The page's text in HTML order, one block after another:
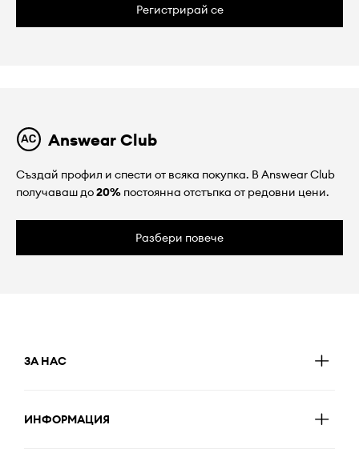
Регистрирай се
Answear Club
Създай профил и спести от всяка покупка. В Answear Club
получаваш до20% постоянна отстъпка от редовни цени.
Разбери повече
ЗА НАС
ИНФОРМАЦИЯ